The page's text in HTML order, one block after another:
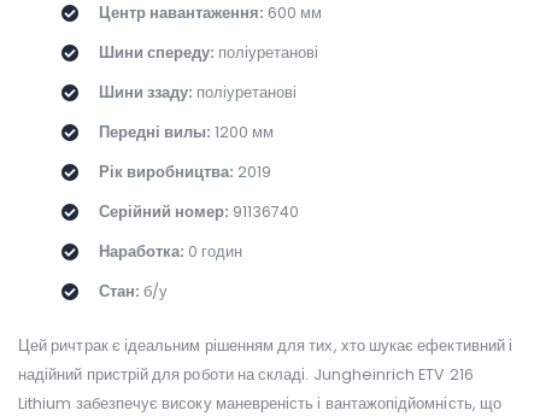
Центр навантаження: 600 мм
Шини спереду: поліуретанові
Шини ззаду: поліуретанові
Передні вилы: 1200 мм
Рік виробництва: 2019
Серійний номер: 91136740
Наработка: 0 годин
Стан: б/у
Цей ричтрак є ідеальним рішенням для тих, хто шукає ефективний і
надійний пристрій для роботи на складі. Jungheinrich ETV 216
Lithium забезпечує високу маневреність і вантажопідйомність, що